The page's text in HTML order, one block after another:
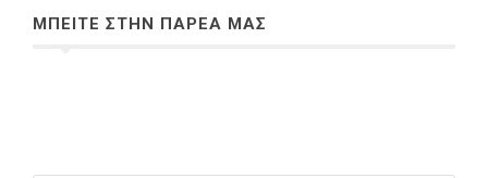
ΜΠΕΙΤΕ ΣΤΗΝ ΠΑΡΕΑ ΜΑΣ